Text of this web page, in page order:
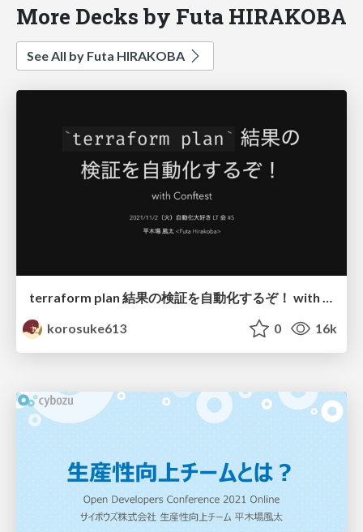
More Decks by Futa HIRAKOBA
See All by Futa HIRAKOBA
terraform plan 結果の検証を自動化するぞ！ with Conftest / Testing terraform plan with Conftest
korosuke613
0 16k